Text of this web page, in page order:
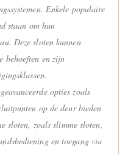
Enkele populaire
staan om hun
Deze sloten kunnen
behoeften en zijn
opties zoals
op de deur bieden
sloten, zoals slimme sloten,
en toegang via